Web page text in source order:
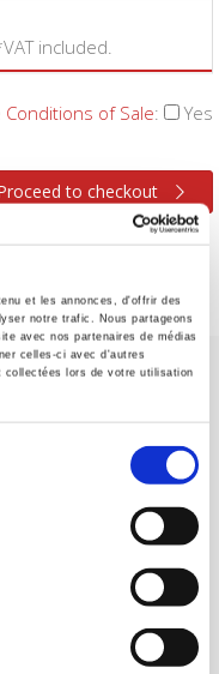
et les annonces, d'offrir des
notre trafic. Nous partageons
avec nos partenaires de médias
celles-ci avec d'autres
collectées lors de votre utilisation
included.
Conditions of Sale: Yes
to checkout
a threefold role: to publish
for student use, and to